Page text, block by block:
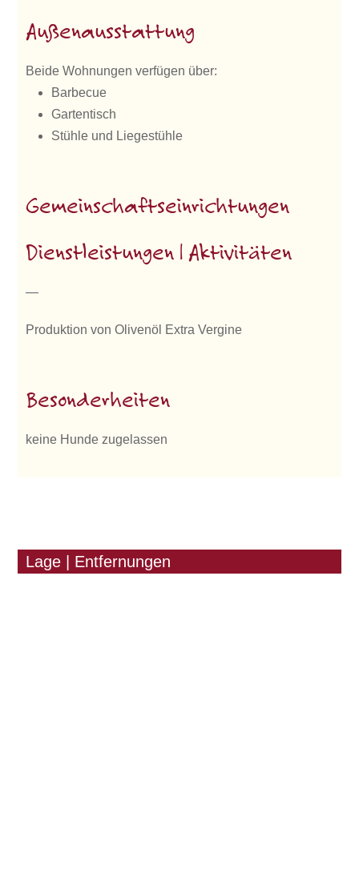
Außenausstattung
Beide Wohnungen verfügen über:
Barbecue
Gartentisch
Stühle und Liegestühle
Gemeinschaftseinrichtungen
Dienstleistungen | Aktivitäten
—
Produktion von Olivenöl Extra Vergine
Besonderheiten
keine Hunde zugelassen
Lage | Entfernungen